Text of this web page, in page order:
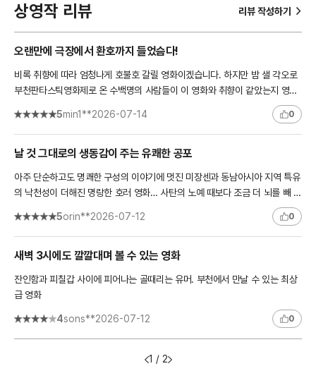
상영작 리뷰 리뷰 작성하기 >
오랜만에 극장에서 환호까지 들었슴다!
비록 취향에 따라 엄청나게 호불호 갈릴 영화이겠습니다. 하지만 밤 샐 각오로
부천판타스틱영화제로 온 수백명의 사람들이 이 영화와 취향이 같았는지 영화
5min1**2026-07-14 0
날 것 그대로의 생동감이 주는 유쾌한 공포
아주 단순하고도 명쾌한 구성의 이야기에 멋진 미장센과 동남아시아 지역 특유
의 낙천성이 더해진 명랑한 호러 영화… 사탄의 노예 때보다 조금 더 뇌를 빼 놓
5orin**2026-07-12 0
새벽 3시에도 깔깔대며 볼 수 있는 영화
잔인함과 피칠갑 사이에 피어나는 골때리는 유머. 부천에서 만날 수 있는 최상
급 영화
4sons**2026-07-12 0
1 / 2